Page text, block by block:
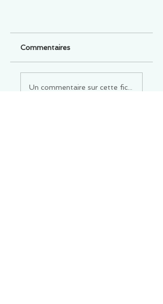
Commentaires
Un commentaire sur cette fiche ou cet